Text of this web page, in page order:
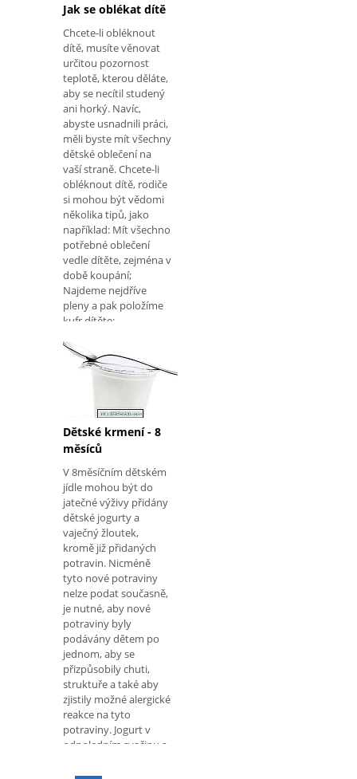
Jak se oblékat dítě
Chcete-li obléknout
dítě, musíte věnovat
určitou pozornost
teplotě, kterou děláte,
aby se necítil studený
ani horký. Navíc,
abyste usnadnili práci,
měli byste mít všechny
dětské oblečení na
vaší straně. Chcete-li
obléknout dítě, rodiče
si mohou být vědomi
několika tipů, jako
například: Mít všechno
potřebné oblečení
vedle dítěte, zejména v
době koupání;
Najdeme nejdříve
pleny a pak položíme
kufr dítěte;
bavlněné oblečení,
které se snadno nosí,
mají suchý zip a
dítě novorozence;
Vyhněte se oblečení,
které uvolní vlasy, aby
dítě nebylo alergické;
Odstraňte veš
Dětské krmení - 8
měsíců
V 8měsíčním dětském
jídle mohou být do
jatečné výživy přidány
dětské jogurty a
vaječný žloutek,
kromě již přidaných
potravin. Nicméně
tyto nové potraviny
nelze podat současně,
je nutné, aby nové
potraviny byly
podávány dětem po
jednom, aby se
přizpůsobily chuti,
struktuře a také aby
zjistily možné alergické
reakce na tyto
potraviny. Jogurt v
odpoledním svačinu s